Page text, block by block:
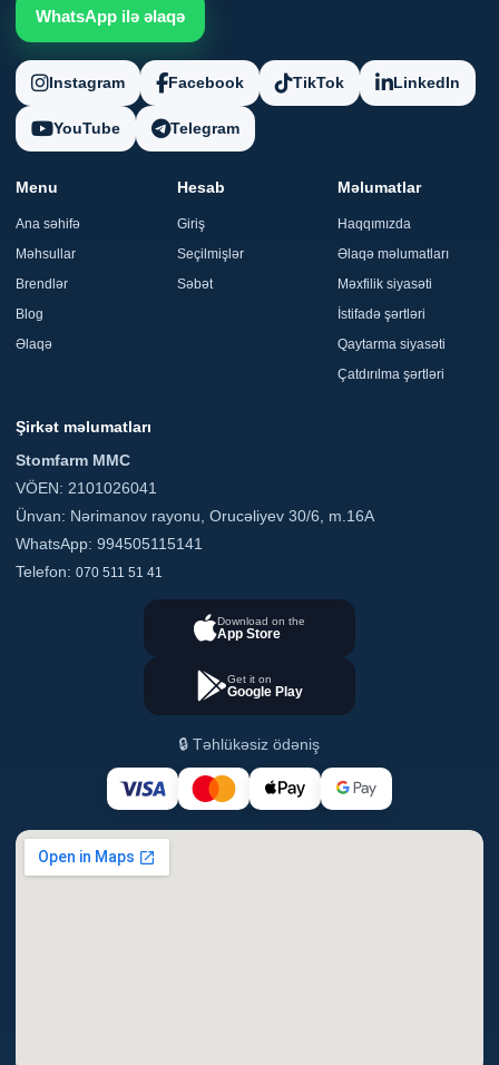
WhatsApp ilə əlaqə
Instagram Facebook TikTok LinkedIn
YouTube Telegram
Menu
Ana səhifə
Məhsullar
Brendlər
Blog
Əlaqə
Hesab
Giriş
Seçilmişlər
Səbət
Məlumatlar
Haqqımızda
Əlaqə məlumatları
Məxfilik siyasəti
İstifadə şərtləri
Qaytarma siyasəti
Çatdırılma şərtləri
Şirkət məlumatları
Stomfarm MMC
VÖEN: 2101026041
Ünvan: Nərimanov rayonu, Orucəliyev 30/6, m.16A
WhatsApp: 994505115141
Telefon: 070 511 51 41
Download on the
App Store
Get it on
Google Play
🔒 Təhlükəsiz ödəniş